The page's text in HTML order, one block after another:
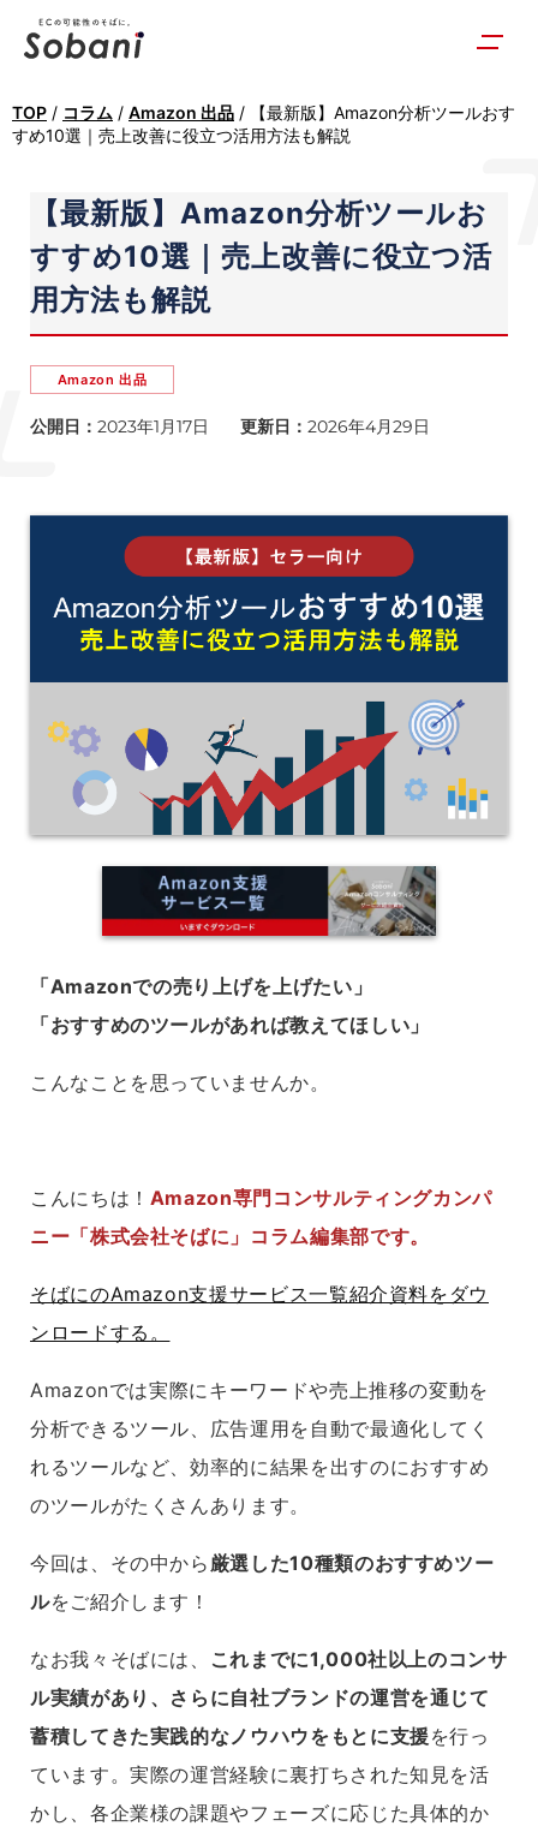
TOP / コラム / Amazon 出品 /
【最新版】Amazon分析ツールおす
すめ10選｜売上改善に役立つ活用方法も解説
【最新版】Amazon分析ツールお
すすめ10選｜売上改善に役立つ活
用方法も解説
Amazon 出品
公開日： 2023年1月17日 更新日： 2026年4月29日
「Amazonでの売り上げを上げたい」
「おすすめのツールがあれば教えてほしい」
こんなことを思っていませんか。
こんにちは！ Amazon専門コンサルティングカンパ
ニー「株式会社そばに」コラム編集部です。
そばにのAmazon支援サービス一覧紹介資料をダウ
ンロードする。
Amazonでは実際にキーワードや売上推移の変動を
分析できるツール、広告運用を自動で最適化してく
れるツールなど、効率的に結果を出すのにおすすめ
のツールがたくさんあります。
今回は、その中から 厳選した10種類のおすすめツー
ルをご紹介します！
なお我々そばには、
これまでに1,000社以上のコンサ
ル実績があり、さらに自社ブランドの運営を通じて
蓄積してきた実践的なノウハウをもとに支援を行っ
ています。実際の運営経験に裏打ちされた知見を活
かし、各企業様の課題やフェーズに応じた具体的か